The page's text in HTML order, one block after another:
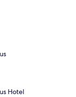
Hotel